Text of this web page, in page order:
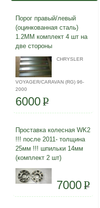
Порог правый/левый
(оцинкованная сталь)
1.2ММ комплект 4 шт на
две стороны
CHRYSLER
VOYAGER/CARAVAN (RG) 96-
2000
6000P
Проставка колесная WK2
!!! после 2011- толщина
25мм !!! шпильки 14мм
(комплект 2 шт)
7000P